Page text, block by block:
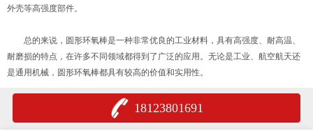
外壳等高强度部件。
总的来说，圆形环氧棒是一种非常优良的工业材料，具有高强度、耐高温、
耐磨损的特点，在许多不同领域都得到了广泛的应用。无论是工业、航空航天还
是通用机械，圆形环氧棒都具有较高的价值和实用性。
18123801691